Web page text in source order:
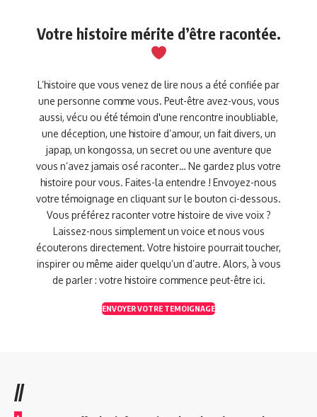
Votre histoire mérite d’être racontée.
L’histoire que vous venez de lire nous a été confiée par
une personne comme vous. Peut-être avez-vous, vous
aussi, vécu ou été témoin d'une rencontre inoubliable,
une déception, une histoire d’amour, un fait divers, un
japap, un kongossa, un secret ou une aventure que
vous n’avez jamais osé raconter… Ne gardez plus votre
histoire pour vous. Faites-la entendre ! Envoyez-nous
votre témoignage en cliquant sur le bouton ci-dessous.
Vous préférez raconter votre histoire de vive voix ?
Laissez-nous simplement un voice et nous vous
écouterons directement. Votre histoire pourrait toucher,
inspirer ou même aider quelqu’un d’autre. Alors, à vous
de parler : votre histoire commence peut-être ici.
ENVOYER VOTRE TEMOIGNAGE
//